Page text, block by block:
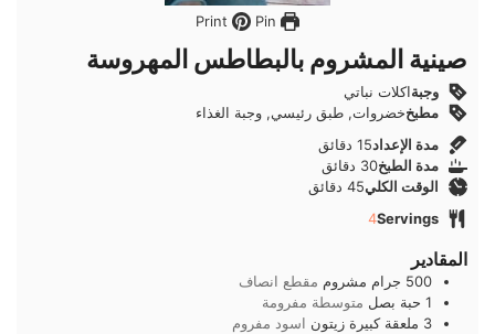
Pin
صينية المشروم بالبطاطس المهروسة
وجبةاكلات نباتي
مطبخخضروات, طبق رئيسي, وجبة الغذاء
مدة الإعداد15دقائق
دقائق
مدة الطبخ30 دقائق
دقائق
الوقت الكلي45دقائق
دقائق
Servings
4
المقادير
500 جرام مشروم مقطع انصاف
1 حبة بصل متوسطة مفرومة
3 ملعقة كبيرة زيتون اسود مفروم